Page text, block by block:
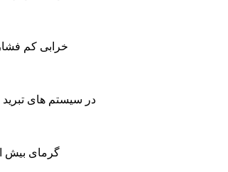
خرابی کم
در سیستم های
گرمای بیش